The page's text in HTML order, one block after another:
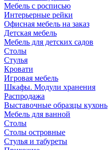
Мебель с росписью
Интерьерные рейки
Офисная мебель на заказ
Детская мебель
Мебель для детских садов
Столы
Стулья
Кровати
Игровая мебель
Шкафы. Модули хранения
Распродажа
Выставочные образцы кухонь
Мебель для ванной
Столы
Столы островные
Стулья и табуреты